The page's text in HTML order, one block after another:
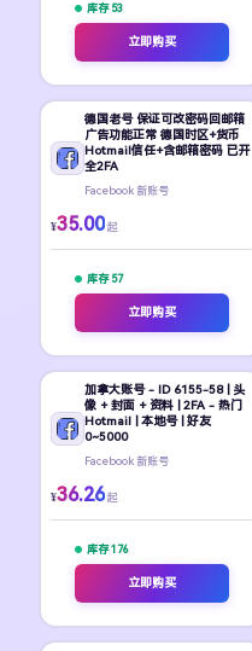
库存 53
立即购买
德国老号 保证可改密码回邮箱
广告功能正常 德国时区+货币
Hotmail信任+含邮箱密码 已开
全2FA
Facebook 新账号
¥35.00 起
库存 57
立即购买
加拿大账号 - ID 6155-58 | 头
像 + 封面 + 资料 | 2FA - 热门
Hotmail | 本地号 | 好友
0~5000
Facebook 新账号
¥36.26 起
库存 176
立即购买